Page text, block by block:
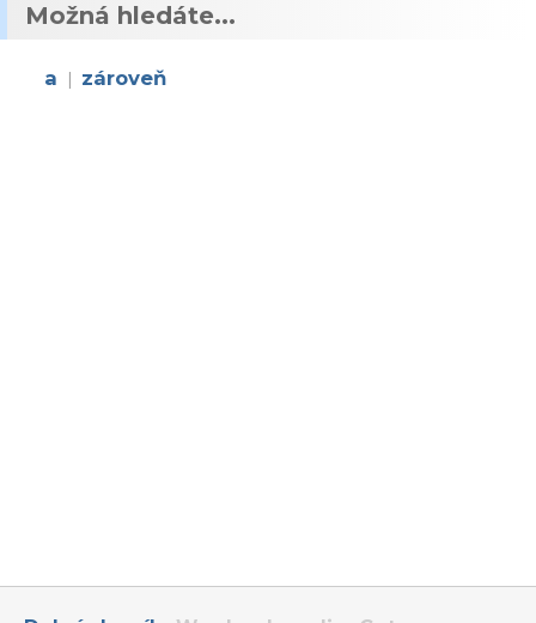
Možná hledáte...
a | zároveň